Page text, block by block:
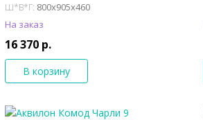
Ш*В*Г: 800x905x460
На заказ
16 370 р.
В корзину